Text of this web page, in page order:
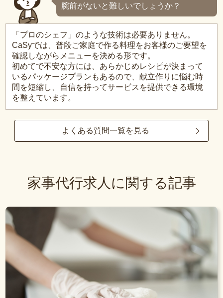
腕前がないと難しいでしょうか？
「プロのシェフ」のような技術は必要ありません。
CaSyでは、普段ご家庭で作る料理をお客様のご要望を
確認しながらメニューを決める形です。
初めてで不安な方には、あらかじめレシピが決まって
いるパッケージプランもあるので、献立作りに悩む時
間を短縮し、自信を持ってサービスを提供できる環境
を整えています。
よくある質問一覧を見る
家事代行求人に関する記事